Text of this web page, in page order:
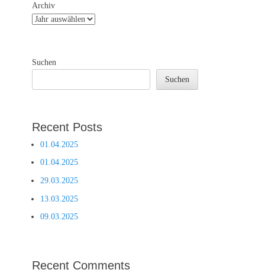
Archiv
Suchen
Suchen
Recent Posts
01.04.2025
01.04.2025
29.03.2025
13.03.2025
09.03.2025
Recent Comments